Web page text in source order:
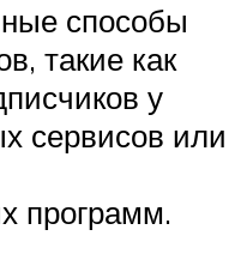
способы
такие как
у
сервисов или
программ.